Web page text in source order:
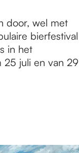
door, wel met
bierfestival
in het
25 juli en van 29